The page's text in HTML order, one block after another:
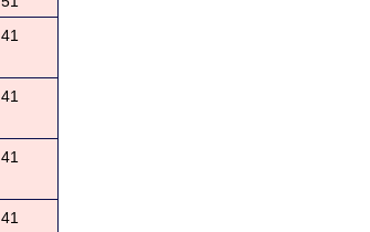
41
41
41
41